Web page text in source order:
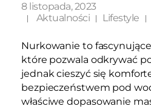
8 listopada, 2023
Aktualności
Lifestyle
Nurkowanie to
które pozwala odkrywać
jednak cieszyć się
bezpieczeństwem pod
właściwe dopasowanie